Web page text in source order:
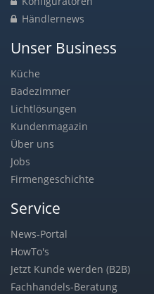
Händlernews
Unser Business
Küche
Badezimmer
Lichtlösungen
Kundenmagazin
Über uns
Jobs
Firmengeschichte
Service
News-Portal
HowTo's
Jetzt Kunde werden (B2B)
Fachhandels-Beratung